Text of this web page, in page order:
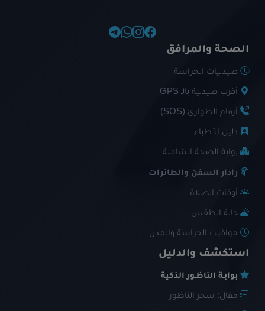
الصحة والمرافق
صيدليات الحراسة
أقرب صيدلية بالـ GPS
أرقام الطوارئ (SOS)
دليل الأطباء
بوابة الصحة الشاملة
رادار السفن والطائرات
أوقات الصلاة
حالة الطقس
مواقيت الحراسة والمدن
استكشف والدليل
بوابـة الناظـور الذكية
مقال: سحر الناظور